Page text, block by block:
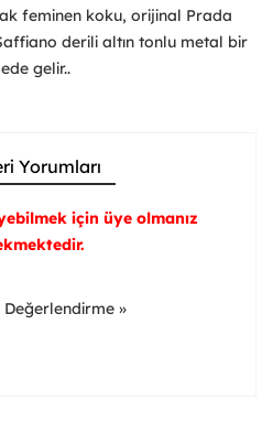
feminen koku, orijinal Prada
derili altın tonlu metal bir
gelir..
Yorumları
için üye olmanız
»